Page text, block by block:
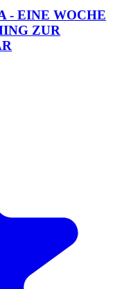
- EINE WOCHE
ZUR